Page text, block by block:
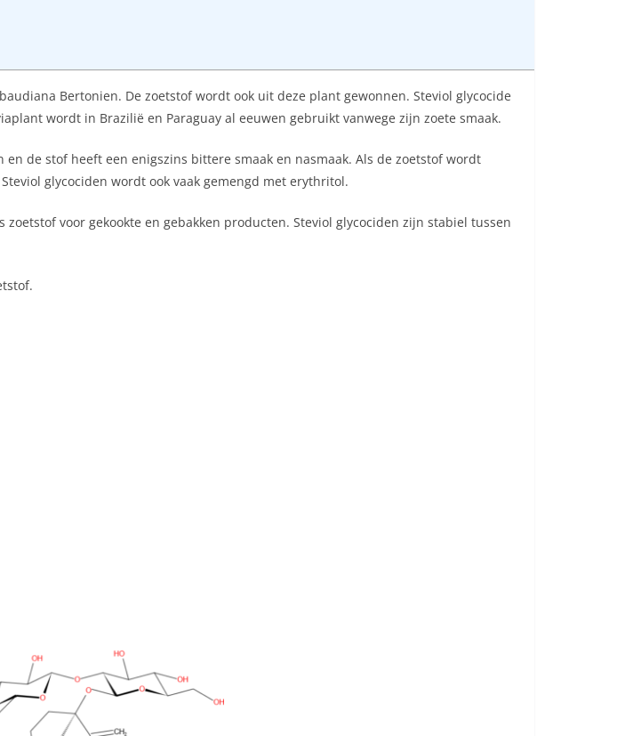
Bertonien. De zoetstof wordt ook uit deze plant gewonnen. Steviol glycocide
wordt in Brazilië en Paraguay al eeuwen gebruikt vanwege zijn zoete smaak.
de stof heeft een enigszins bittere smaak en nasmaak. Als de zoetstof wordt
glycociden wordt ook vaak gemengd met erythritol.
voor gekookte en gebakken producten. Steviol glycociden zijn stabiel tussen